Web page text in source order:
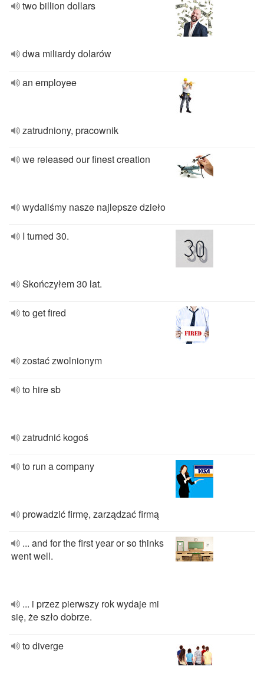
two billion dollars
dwa miliardy dolarów
an employee
zatrudniony, pracownik
we released our finest creation
wydaliśmy nasze najlepsze dzieło
I turned 30.
Skończyłem 30 lat.
to get fired
zostać zwolnionym
to hire sb
zatrudnić kogoś
to run a company
prowadzić firmę, zarządzać firmą
... and for the first year or so thinks
went well.
... i przez pierwszy rok wydaje mi
się, że szło dobrze.
to diverge